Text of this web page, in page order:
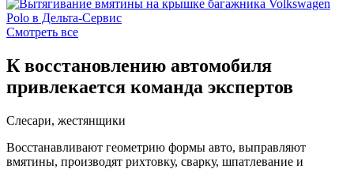
Смотреть все
К восстановлению автомобиля
привлекается команда экспертов
Слесари, жестянщики
Восстанавливают геометрию формы авто, выправляют
вмятины, производят рихтовку, сварку, шпатлевание и